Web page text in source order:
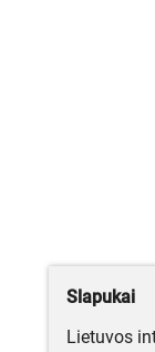
Slapukai
Lietuvos